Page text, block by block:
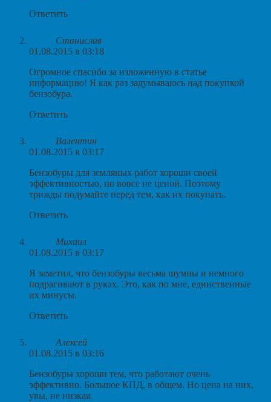
Ответить
Станислав
01.08.2015 в 03:18
Огромное спасибо за изложенную в статье
информацию! Я как раз задумываюсь над покупкой
бензобура.
Ответить
Валентин
01.08.2015 в 03:17
Бензобуры для земляных работ хороши своей
эффективностью, но вовсе не ценой. Поэтому
трижды подумайте перед тем, как их покупать.
Ответить
Михаил
01.08.2015 в 03:17
Я заметил, что бензобуры весьма шумны и немного
подрагивают в руках. Это, как по мне, единственные
их минусы.
Ответить
Алексей
01.08.2015 в 03:16
Бензобуры хороши тем, что работают очень
эффективно. Большое КПД, в общем. Но цена на них,
увы, не низкая.